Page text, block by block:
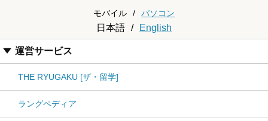
モバイル / パソコン
日本語 / English
運営サービス
THE RYUGAKU [ザ・留学]
ラングペディア